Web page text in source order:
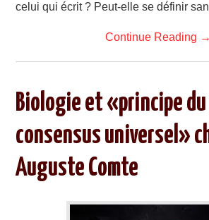
celui qui écrit ? Peut-elle se définir
Continue Reading →
Biologie et «principe du
consensus universel»
Auguste Comte